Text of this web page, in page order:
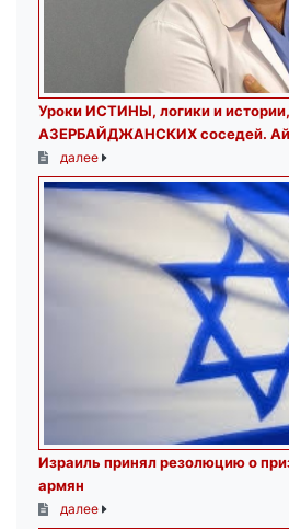
Уроки ИСТИНЫ, логики и
АЗЕРБАЙДЖАНСКИХ соседей.
далее
Израиль принял резолюцию о
армян
далее